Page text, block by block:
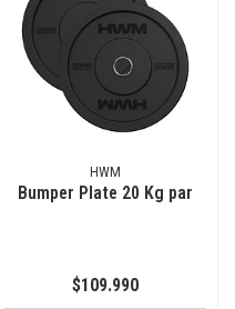
HWM
Bumper Plate 20 Kg par
$109.990